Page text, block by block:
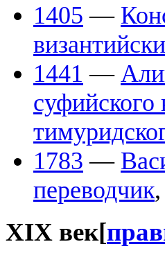
1405 —
1441 —
суфийского
1783 —
переводчик,
XIX век[